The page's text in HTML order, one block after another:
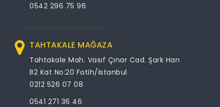
0542 296 75 96
TAHTAKALE MAĞAZA
Tahtakale Mah. Vasıf Çınar Cad. Şark Han
B2 Kat No:20 Fatih/İstanbul
0212 526 07 08
0541 271 36 46